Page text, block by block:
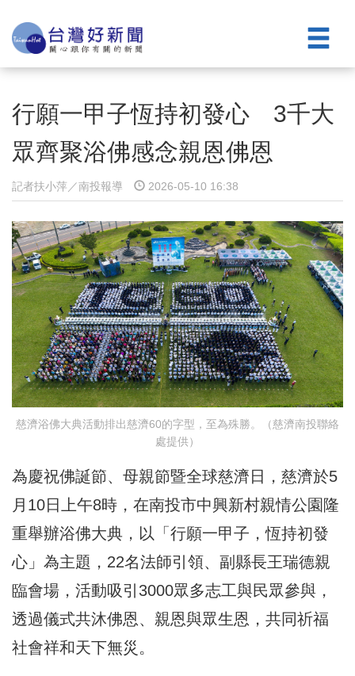
行願一甲子恆持初發心 3千大
眾齊聚浴佛感念親恩佛恩
記者扶小萍／南投報導 2026-05-10 16:38
慈濟浴佛大典活動排出慈濟60的字型，至為殊勝。（慈濟南投聯絡
處提供）
為慶祝佛誕節、母親節暨全球慈濟日，慈濟於5
月10日上午8時，在南投市中興新村親情公園隆
重舉辦浴佛大典，以「行願一甲子，恆持初發
心」為主題，22名法師引領、副縣長王瑞德親
臨會場，活動吸引3000眾多志工與民眾參與，
透過儀式共沐佛恩、親恩與眾生恩，共同祈福
社會祥和天下無災。